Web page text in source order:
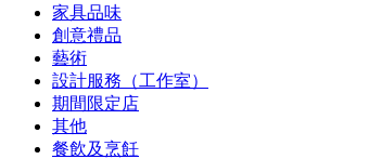
家具品味
創意禮品
藝術
設計服務（工作室）
期間限定店
其他
餐飲及烹飪